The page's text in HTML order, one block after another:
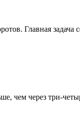
Главная
чем через три-